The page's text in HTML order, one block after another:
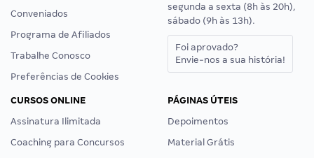
Conveniados
Programa de Afiliados
Trabalhe Conosco
Preferências de Cookies
segunda a sexta (8h às 20h),
sábado (9h às 13h).
Foi aprovado?
Envie-nos a sua história!
CURSOS ONLINE
Assinatura Ilimitada
Coaching para Concursos
PÁGINAS ÚTEIS
Depoimentos
Material Grátis